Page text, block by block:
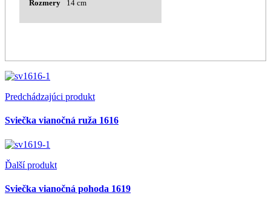
Rozmery 14 cm
Predchádzajúci produkt
Sviečka vianočná ruža 1616
Ďalší produkt
Sviečka vianočná pohoda 1619